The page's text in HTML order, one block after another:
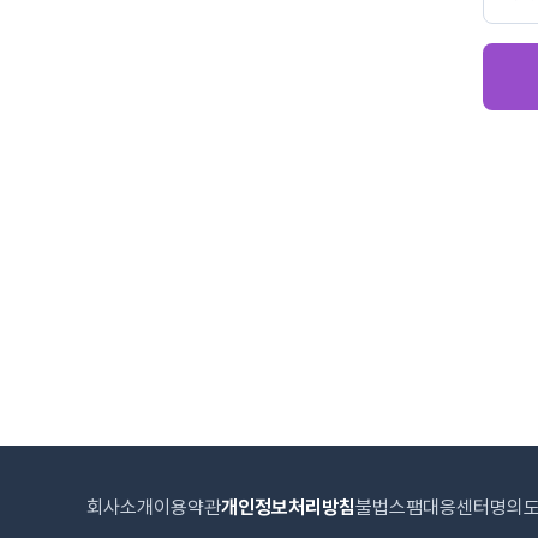
회사소개 이용약관개인정보처리방침불법스팸대응센터 명의